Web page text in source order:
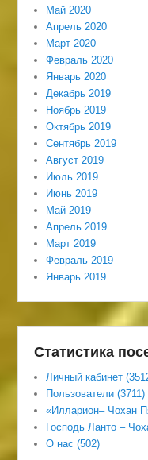
Май 2020
Апрель 2020
Март 2020
Февраль 2020
Январь 2020
Декабрь 2019
Ноябрь 2019
Октябрь 2019
Сентябрь 2019
Август 2019
Июль 2019
Июнь 2019
Май 2019
Апрель 2019
Март 2019
Февраль 2019
Январь 2019
Статистика
Личный кабинет
Пользователи (3711)
«Илларион– Чохан
Господь Ланто –
О нас (502)